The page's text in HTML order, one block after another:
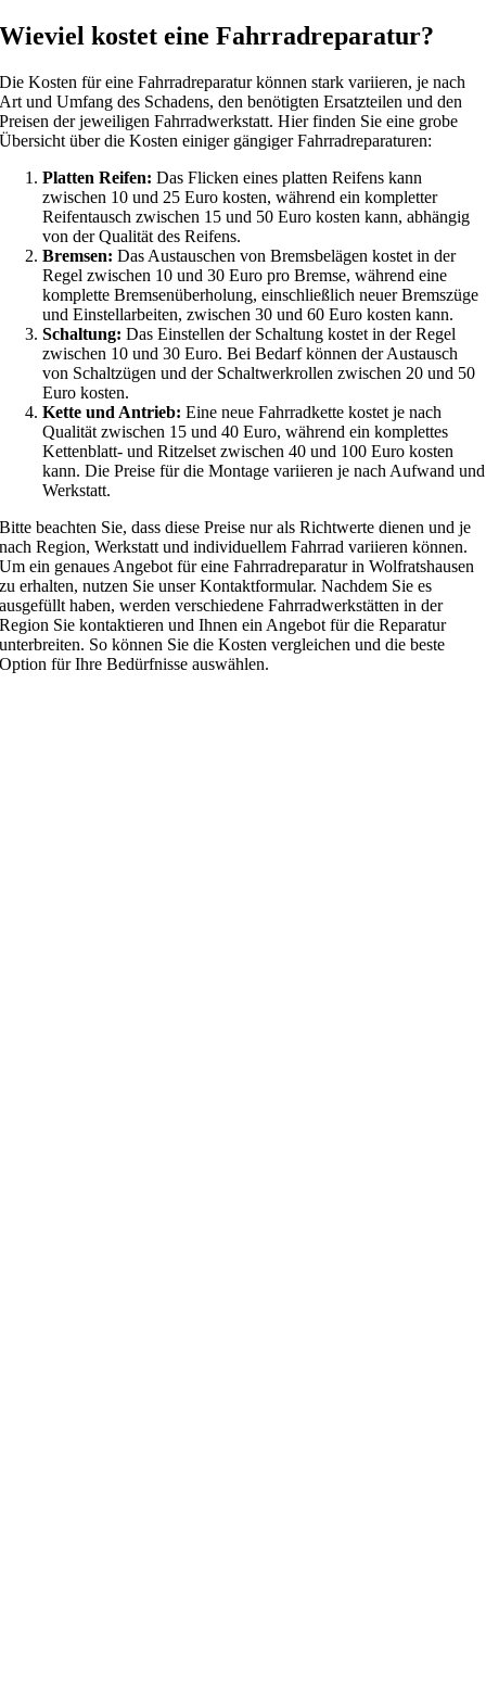
Wieviel kostet eine Fahrradreparatur?
Die Kosten für eine Fahrradreparatur können stark variieren, je nach
Art und Umfang des Schadens, den benötigten Ersatzteilen und den
Preisen der jeweiligen Fahrradwerkstatt. Hier finden Sie eine grobe
Übersicht über die Kosten einiger gängiger Fahrradreparaturen:
Platten Reifen: Das Flicken eines platten Reifens kann
zwischen 10 und 25 Euro kosten, während ein kompletter
Reifentausch zwischen 15 und 50 Euro kosten kann, abhängig
von der Qualität des Reifens.
Bremsen: Das Austauschen von Bremsbelägen kostet in der
Regel zwischen 10 und 30 Euro pro Bremse, während eine
komplette Bremsenüberholung, einschließlich neuer Bremszüge
und Einstellarbeiten, zwischen 30 und 60 Euro kosten kann.
Schaltung: Das Einstellen der Schaltung kostet in der Regel
zwischen 10 und 30 Euro. Bei Bedarf können der Austausch
von Schaltzügen und der Schaltwerkrollen zwischen 20 und 50
Euro kosten.
Kette und Antrieb: Eine neue Fahrradkette kostet je nach
Qualität zwischen 15 und 40 Euro, während ein komplettes
Kettenblatt- und Ritzelset zwischen 40 und 100 Euro kosten
kann. Die Preise für die Montage variieren je nach Aufwand und
Werkstatt.
Bitte beachten Sie, dass diese Preise nur als Richtwerte dienen und je
nach Region, Werkstatt und individuellem Fahrrad variieren können.
Um ein genaues Angebot für eine Fahrradreparatur in Wolfratshausen
zu erhalten, nutzen Sie unser Kontaktformular. Nachdem Sie es
ausgefüllt haben, werden verschiedene Fahrradwerkstätten in der
Region Sie kontaktieren und Ihnen ein Angebot für die Reparatur
unterbreiten. So können Sie die Kosten vergleichen und die beste
Option für Ihre Bedürfnisse auswählen.